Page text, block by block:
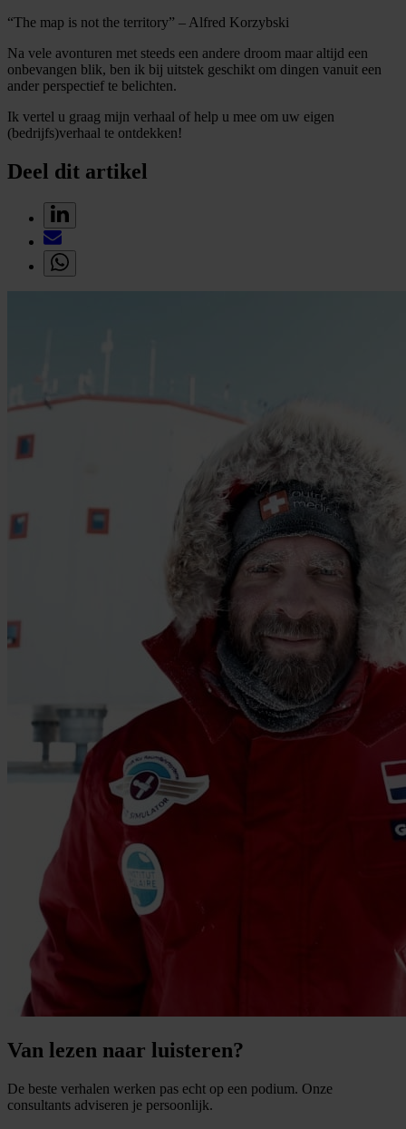
“The map is not the territory” – Alfred Korzybski
Na vele avonturen met steeds een andere droom maar altijd een
onbevangen blik, ben ik bij uitstek geschikt om dingen vanuit een
ander perspectief te belichten.
Ik vertel u graag mijn verhaal of help u mee om uw eigen
(bedrijfs)verhaal te ontdekken!
Deel dit artikel
Van lezen naar luisteren?
De beste verhalen werken pas echt op een podium. Onze
consultants adviseren je persoonlijk.